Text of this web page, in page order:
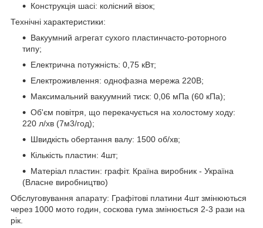
Конструкція шасі: колісний візок;
Технічні характеристики:
Вакуумний агрегат сухого пластинчасто-роторного
типу;
Електрична потужність: 0,75 кВт;
Електроживлення: однофазна мережа 220В;
Максимальний вакуумний тиск: 0,06 мПа (60 кПа);
Об'єм повітря, що перекачується на холостому ходу:
220 л/хв (7м3/год);
Швидкість обертання валу: 1500 об/хв;
Кількість пластин: 4шт;
Матеріал пластин: графіт. Країна виробник - Україна
(Власне виробництво)
Обслуговування апарату: Графітові платини 4шт змінюються
через 1000 мото годин, соскова гума змінюється 2-3 рази на
рік.